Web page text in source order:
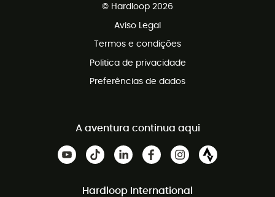
© Hardloop 2026
Aviso Legal
Termos e condições
Politica de privacidade
Preferências de dados
A aventura continua aqui
Hardloop International